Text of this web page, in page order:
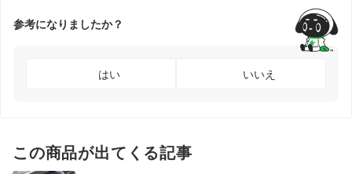
参考になりましたか？
はい いいえ
この商品が出てくる記事